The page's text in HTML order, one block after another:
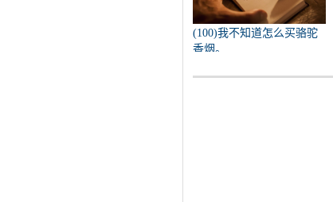
(100)我不知道怎么买骆驼
香烟。